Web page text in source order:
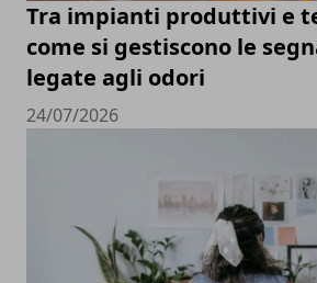
Tra impianti produttivi e
come si gestiscono le
legate agli odori
24/07/2026